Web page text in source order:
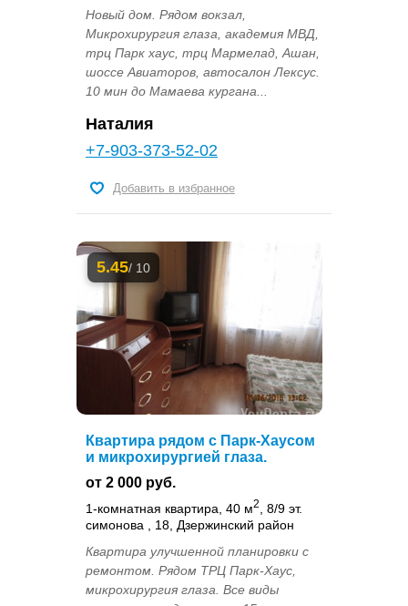
Новый дом. Рядом вокзал,
Микрохирургия глаза, академия МВД,
трц Парк хаус, трц Мармелад, Ашан,
шоссе Авиаторов, автосалон Лексус.
10 мин до Мамаева кургана...
Наталия
+7-903-373-52-02
Добавить в избранное
5.45/ 10
Квартира рядом с Парк-Хаусом
и микрохирургией глаза.
от 2 000 руб.
1-комнатная квартира, 40 м2
, 8/9 эт.
симонова , 18, Дзержинский район
Квартира улучшенной планировки с
ремонтом. Рядом ТРЦ Парк-Хаус,
микрохирургия глаза. Все виды